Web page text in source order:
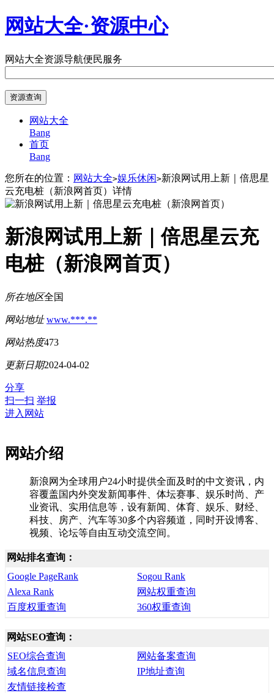
网站大全·资源中心
网站大全资源导航便民服务
网站大全
Bang
首页
Bang
您所在的位置： 网站大全>娱乐休闲>新浪网试用上新｜倍思星
云充电桩（新浪网首页）详情
新浪网试用上新｜倍思星云充
电桩（新浪网首页）
所在地区全国
网站地址 www.***.**
网站热度473
更新日期2024-04-02
分享
扫一扫 举报
进入网站
网站介绍
新浪网为全球用户24小时提供全面及时的中文资讯，内
容覆盖国内外突发新闻事件、体坛赛事、娱乐时尚、产
业资讯、实用信息等，设有新闻、体育、娱乐、财经、
科技、房产、汽车等30多个内容频道，同时开设博客、
视频、论坛等自由互动交流空间。
网站排名查询：
Google PageRank
Sogou Rank
Alexa Rank
网站权重查询
百度权重查询
360权重查询
网站SEO查询：
SEO综合查询
网站备案查询
域名信息查询
IP地址查询
友情链接检查